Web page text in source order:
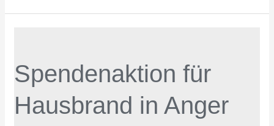
Spendenaktion für
Hausbrand in Anger
Hausbrand
in
Anger